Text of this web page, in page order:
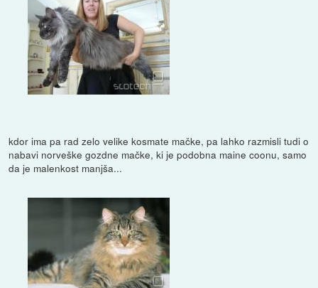
kdor ima pa rad zelo velike kosmate mačke, pa lahko razmisli tudi o
nabavi norveške gozdne mačke, ki je podobna maine coonu, samo
da je malenkost manjša...